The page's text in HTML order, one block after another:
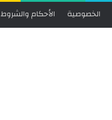
الخصوصية الأحكام والشروط